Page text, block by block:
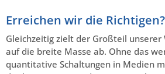
Erreichen wir die Richtigen?
Gleichzeitig zielt der Großteil
auf die breite Masse ab. Ohne das
quantitative Schaltungen in Medien